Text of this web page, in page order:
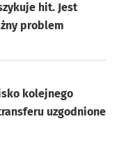
hit. Jest
problem
kolejnego
uzgodnione